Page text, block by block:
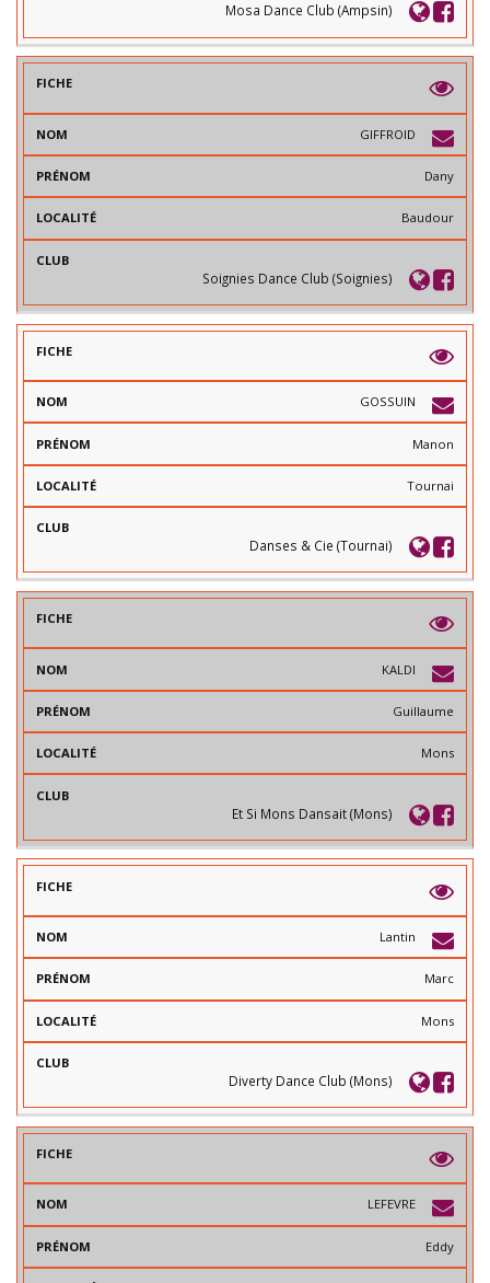
Mosa Dance Club (Ampsin)
GIFFROID
Dany
Baudour
Soignies Dance Club (Soignies)
GOSSUIN
Manon
Tournai
Danses & Cie (Tournai)
KALDI
Guillaume
Mons
Et Si Mons Dansait (Mons)
Lantin
Marc
Mons
Diverty Dance Club (Mons)
LEFEVRE
Eddy